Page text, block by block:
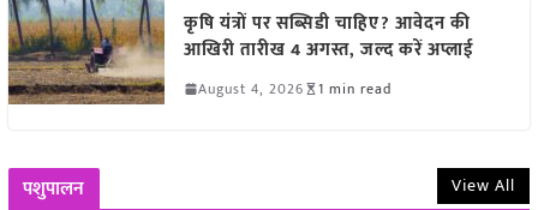
कृषि यंत्रों पर सब्सिडी चाहिए? आवेदन की
आखिरी तारीख 4 अगस्त, जल्द करें अप्लाई
August 4, 2026 1 min read
पशुपालन View All